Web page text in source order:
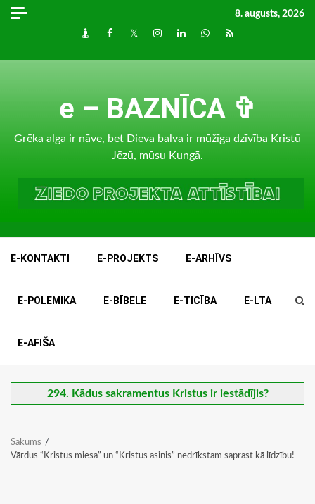
Skip
8. augusts, 2026
DraugiemFacebook
TwitterInstagram
LinkedInwhatsapp
RSS
e – BAZNĪCA ✞
Grēka alga ir nāve, bet Dieva balva ir mūžīga dzīvība Kristū
Jēzū, mūsu Kungā.
E-KONTAKTI E-PROJEKTS E-ARHĪVS
E-POLEMIKA E-BĪBELE E-TICĪBA E-LTA
E-AFIŠA
294. Kādus sakramentus Kristus ir iestādījis?
Sākums
Vārdus “Kristus miesa” un “Kristus asinis” nedrīkstam saprast kā līdzību!